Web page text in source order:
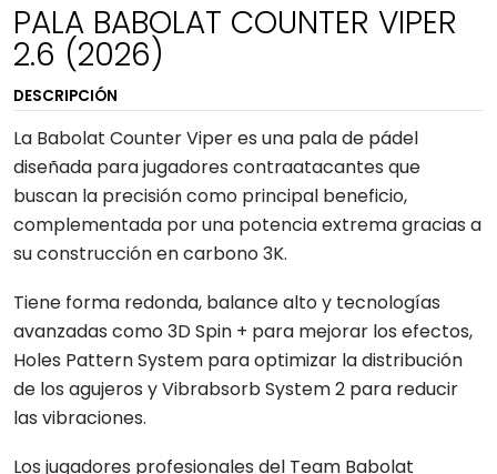
PALA BABOLAT COUNTER VIPER
2.6 (2026)
DESCRIPCIÓN
La Babolat Counter Viper es una pala de pádel
diseñada para jugadores contraatacantes que
buscan la precisión como principal beneficio,
complementada por una potencia extrema gracias a
su construcción en carbono 3K.
Tiene forma redonda, balance alto y tecnologías
avanzadas como 3D Spin + para mejorar los efectos,
Holes Pattern System para optimizar la distribución
de los agujeros y Vibrabsorb System 2 para reducir
las vibraciones.
Los jugadores profesionales del Team Babolat